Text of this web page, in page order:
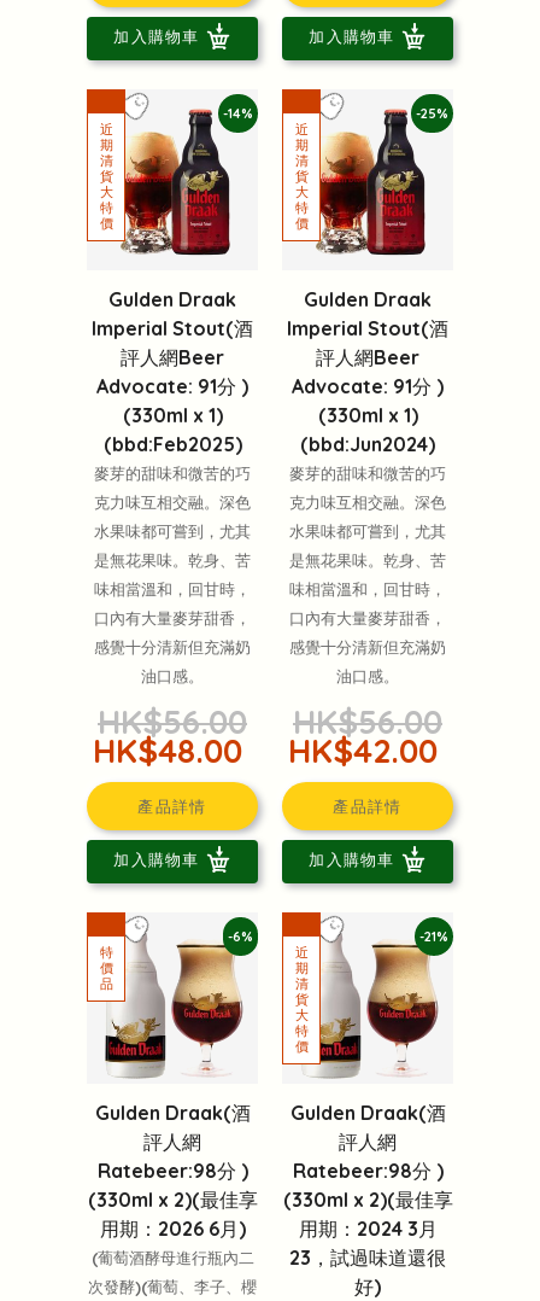
加入購物車 加入購物車
-14%
Gulden Draak
Imperial Stout(酒
評人網Beer
Advocate: 91分 )
(330ml x 1)
(bbd:Feb2025)
麥芽的甜味和微苦的巧
克力味互相交融。深色
水果味都可嘗到，尤其
是無花果味。乾身、苦
味相當溫和，回甘時，
口內有大量麥芽甜香，
感覺十分清新但充滿奶
油口感。
HK$56.00
HK$48.00
產品詳情
加入購物車
-25%
Gulden Draak
Imperial Stout(酒
評人網Beer
Advocate: 91分 )
(330ml x 1)
(bbd:Jun2024)
麥芽的甜味和微苦的巧
克力味互相交融。深色
水果味都可嘗到，尤其
是無花果味。乾身、苦
味相當溫和，回甘時，
口內有大量麥芽甜香，
感覺十分清新但充滿奶
油口感。
HK$56.00
HK$42.00
產品詳情
加入購物車
-6%
Gulden Draak(酒
評人網
Ratebeer:98分 )
(330ml x 2)(最佳享
用期：2026 6月)
(葡萄酒酵母進行瓶內二
次發酵)(葡萄、李子、櫻
-21%
Gulden Draak(酒
評人網
Ratebeer:98分 )
(330ml x 2)(最佳享
用期：2024 3月
23，試過味道還很
好)